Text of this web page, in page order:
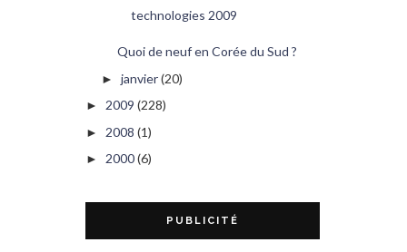
technologies 2009
Quoi de neuf en Corée du Sud ?
► janvier(20)
► 2009 (228)
► 2008 (1)
► 2000(6)
PUBLICITÉ